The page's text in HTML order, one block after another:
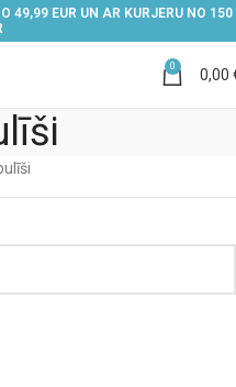
49,99 EUR UN AR KURJERU NO 150
0 0,00